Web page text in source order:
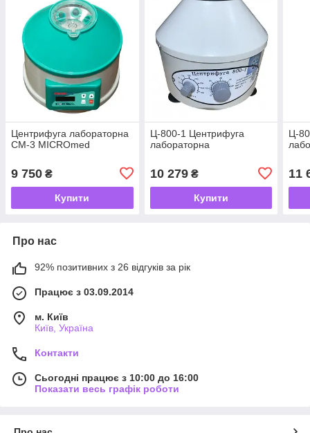
Центрифуга лабораторна
СМ-3 MICROmed
9 750 ₴
Купити
Ц-800-1 Центрифуга
лабораторна
10 279₴
Купити
Ц-
11
Про нас
92% позитивних з 26 відгуків за рік
Працює з 03.09.2014
м. Київ
Київ, Україна
Контакти
Сьогодні працює з 10:00 до 16:00
Показати весь графік роботи